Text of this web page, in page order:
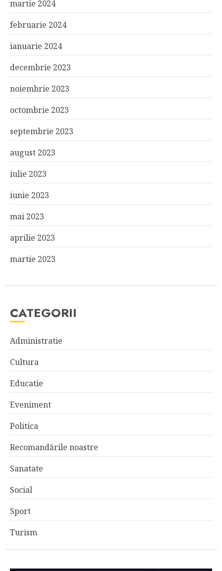
martie 2024
februarie 2024
ianuarie 2024
decembrie 2023
noiembrie 2023
octombrie 2023
septembrie 2023
august 2023
iulie 2023
iunie 2023
mai 2023
aprilie 2023
martie 2023
CATEGORII
Administratie
Cultura
Educatie
Eveniment
Politica
Recomandările noastre
Sanatate
Social
Sport
Turism